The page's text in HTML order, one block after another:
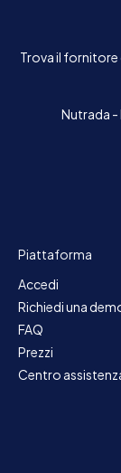
Trova il fornitore
Nutrada -
Piattaforma
Accedi
Richiedi una
FAQ
Prezzi
Centro